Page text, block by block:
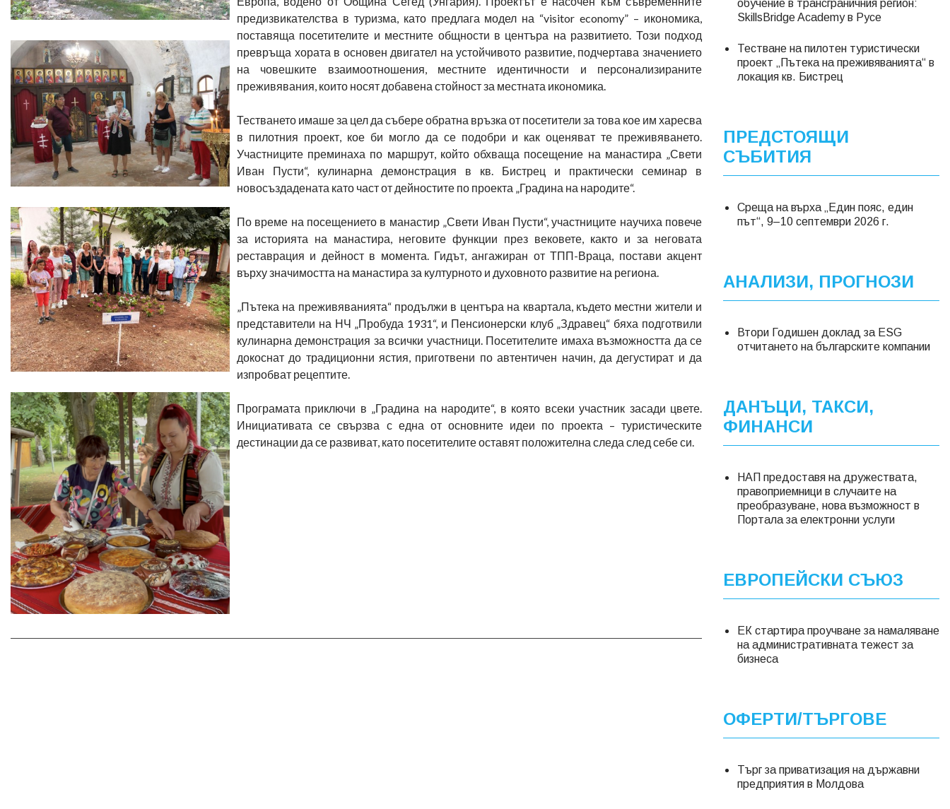
предизвикателства в туризма, като предлага модел на “visitor economy” – икономика,
поставяща посетителите и местните общности в центъра на развитието. Този подход
превръща хората в основен двигател на устойчивото развитие, подчертава значението
на човешките взаимоотношения, местните идентичности и персонализираните
преживявания, които носят добавена стойност за местната икономика.
Тестването имаше за цел да събере обратна връзка от посетители за това кое им харесва
в пилотния проект, кое би могло да се подобри и как оценяват те преживяването.
Участниците преминаха по маршрут, който обхваща посещение на манастира „Свети
Иван Пусти“, кулинарна демонстрация в кв. Бистрец и практически семинар в
новосъздадената като част от дейностите по проекта „Градина на народите“.
По време на посещението в манастир „Свети Иван Пусти“, участниците научиха повече
за историята на манастира, неговите функции през вековете, както и за неговата
реставрация и дейност в момента. Гидът, ангажиран от ТПП-Враца, постави акцент
върху значимостта на манастира за културното и духовното развитие на региона.
„Пътека на преживяванията“ продължи в центъра на квартала, където местни жители и
представители на НЧ „Пробуда 1931“, и Пенсионерски клуб „Здравец“ бяха подготвили
кулинарна демонстрация за всички участници. Посетителите имаха възможността да се
докоснат до традиционни ястия, приготвени по автентичен начин, да дегустират и да
изпробват рецептите.
Програмата приключи в „Градина на народите“, в която всеки участник засади цвете.
Инициативата се свързва с една от основните идеи по проекта – туристическите
дестинации да се развиват, като посетителите оставят положителна следа след себе си.
обучение в трансграничния регион:
SkillsBridge Academy в Русе
Тестване на пилотен туристически
проект „Пътека на преживяванията“ в
локация кв. Бистрец
ПРЕДСТОЯЩИ
СЪБИТИЯ
Среща на върха „Един пояс, един
път“, 9–10 септември 2026 г.
АНАЛИЗИ, ПРОГНОЗИ
Втори Годишен доклад за ESG
отчитането на българските компании
ДАНЪЦИ, ТАКСИ,
ФИНАНСИ
НАП предоставя на дружествата,
правоприемници в случаите на
преобразуване, нова възможност в
Портала за електронни услуги
ЕВРОПЕЙСКИ СЪЮЗ
ЕК стартира проучване за намаляване
на административната тежест за
бизнеса
ОФЕРТИ/ТЪРГОВЕ
Търг за приватизация на държавни
предприятия в Молдова